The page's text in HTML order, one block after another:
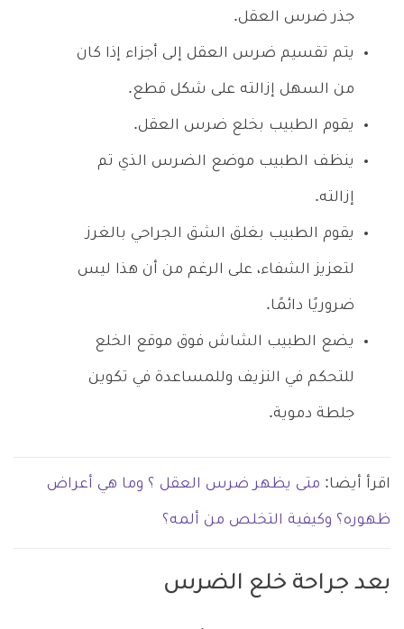
جذر ضرس العقل.
يتم تقسيم ضرس العقل إلى أجزاء إذا كان
من السهل إزالته على شكل قطع.
يقوم الطبيب بخلع ضرس العقل.
ينظف الطبيب موضع الضرس الذي تم
إزالته.
يقوم الطبيب بغلق الشق الجراحي بالغرز
لتعزيز الشفاء، على الرغم من أن هذا ليس
ضروريًا دائمًا.
يضع الطبيب الشاش فوق موقع الخلع
للتحكم في النزيف وللمساعدة في تكوين
جلطة دموية.
اقرأ أيضا: متى يظهر ضرس العقل ؟ وما هي أعراض
ظهوره؟ وكيفية التخلص من ألمه؟
بعد جراحة خلع الضرس